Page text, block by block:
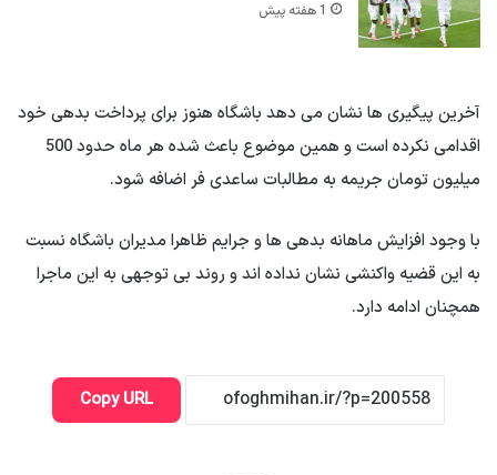
1 هفته پیش
آخرین پیگیری ها نشان می دهد باشگاه هنوز برای پرداخت بدهی خود
اقدامی نکرده است و همین موضوع باعث شده هر ماه حدود 500
میلیون تومان جریمه به مطالبات ساعدی فر اضافه شود.
با وجود افزایش ماهانه بدهی ها و جرایم ظاهرا مدیران باشگاه نسبت
به این قضیه واکنشی نشان نداده اند و روند بی توجهی به این ماجرا
همچنان ادامه دارد.
Copy URL